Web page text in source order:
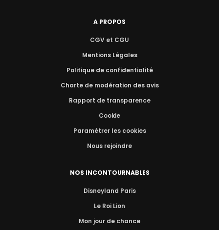
A PROPOS
CGV et CGU
Mentions Légales
Politique de confidentialité
Charte de modération des avis
Rapport de transparence
Cookie
Paramétrer les cookies
Nous rejoindre
NOS INCONTOURNABLES
Disneyland Paris
Le Roi Lion
Mon jour de chance